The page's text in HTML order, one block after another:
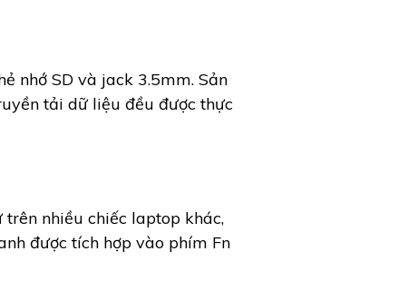
nhớ SD và jack 3.5mm. Sản
tải dữ liệu đều được thực
nhiều chiếc laptop khác,
được tích hợp vào phím Fn